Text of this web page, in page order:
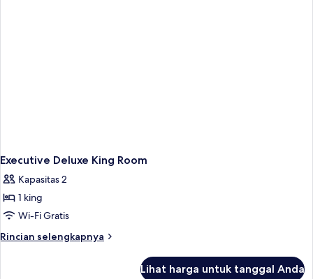
Executive Deluxe King Room
Kapasitas 2
1 king
Wi-Fi Gratis
Rincian selengkapnya
Rincian
Lihat harga untuk tanggal Anda